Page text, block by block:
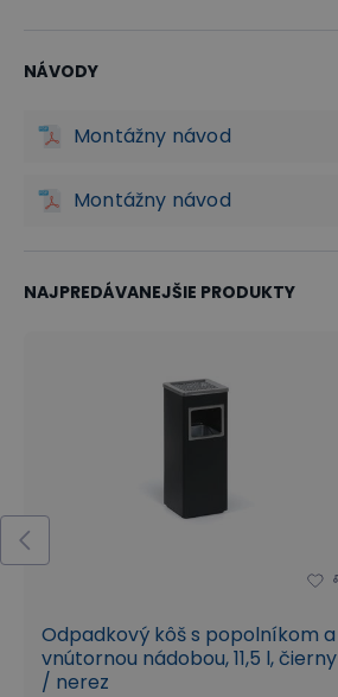
NÁVODY
Montážny návod
Montážny návod
NAJPREDÁVANEJŠIE PRODUKTY
Odpadkový kôš s popolníkom a
vnútornou nádobou, 11,5 l, čierny
/ nerez